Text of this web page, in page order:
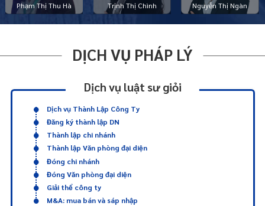
Phạm Thị Thu Hà
Trịnh Thị Chình
Nguyễn Thị Ngàn
DỊCH VỤ PHÁP LÝ
Dịch vụ luật sư giỏi
Dịch vụ Thành Lập Công Ty
Đăng ký thành lập DN
Thành lập chi nhánh
Thành lập Văn phòng đại diện
Đóng chi nhánh
Đóng Văn phòng đại diện
Giải thể công ty
M&A: mua bán và sáp nhập